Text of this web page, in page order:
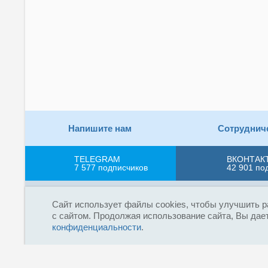
Напишите нам
TELEGRAM
7 577 подписчиков
42 901
Пользовательское соглашение Соглашение об
16+
Сетевое издание «Fireman.club»
(Роскомнадзор). Выписка из реестра
Сайт использует файлы cookies, чтобы улучшить
с сайтом. Продолжая использование сайта, Вы
конфиденциальности.